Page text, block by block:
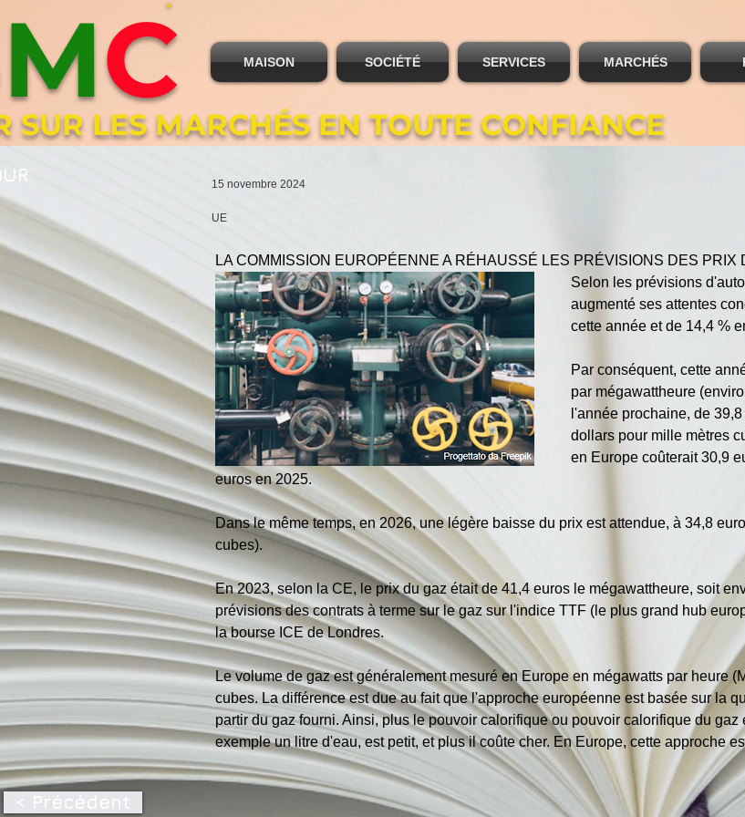
SUR LES MARCHÉS EN TOUTE CONFIANCE
MC MAISON SOCIÉTÉ SERVICES MARCHÉS
15 novembre 2024
UE
LA COMMISSION EUROPÉENNE A RÉHAUSSÉ LES PRÉVISIONS DES
Selon les prévisions
augmenté ses attentes
cette année et de 14,4 %
Par conséquent, cette
par mégawattheure
l'année prochaine, de
dollars pour mille mètres
en Europe coûterait 30,9
euros en 2025.
Dans le même temps, en 2026, une légère baisse du prix est attendue, à 34,8
cubes).
En 2023, selon la CE, le prix du gaz était de 41,4 euros le mégawattheure, soit
prévisions des contrats à terme sur le gaz sur l'indice TTF (le plus grand hub
la bourse ICE de Londres.
Le volume de gaz est généralement mesuré en Europe en mégawatts par heure
cubes. La différence est due au fait que l'approche européenne est basée sur la
partir du gaz fourni. Ainsi, plus le pouvoir calorifique ou pouvoir calorifique du
exemple un litre d'eau, est petit, et plus il coûte cher. En Europe, cette approche
< Précédent